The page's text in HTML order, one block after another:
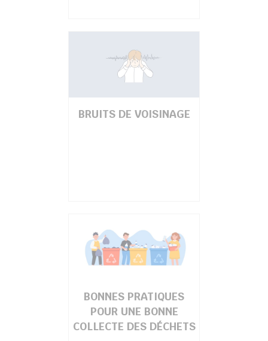
BRUITS DE VOISINAGE
BONNES PRATIQUES
POUR UNE BONNE
COLLECTE DES DÉCHETS